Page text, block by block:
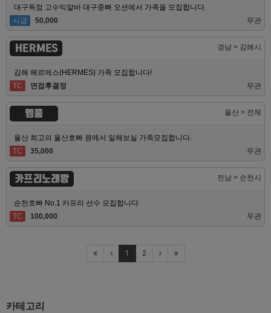
대구독점 고수익알바 대구중빠 오션에서 가족을 모집합니다.
시급
50,000 무관
HERMES 경남 > 김해시
김해 헤르메스(HERMES) 가족 모집합니다!
TC
면접후결정 무관
엠룸 울산 > 전체
울산 최고의 울산호빠 원에서 일해보실 가족모집합니다.
TC
35,000 무관
카프리노래방 전남 > 순천시
순천호빠 No.1 카프리 선수 모집합니다
TC
100,000 무관
1 2
카테고리